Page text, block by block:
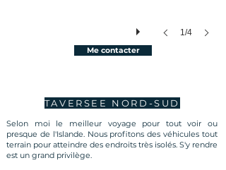
1/4
Me contacter
TAVERSEE NORD-SUD
Selon moi le meilleur voyage pour tout voir ou
presque de l'Islande. Nous profitons des véhicules tout
terrain pour atteindre des endroits très isolés. S'y rendre
est un grand privilège.